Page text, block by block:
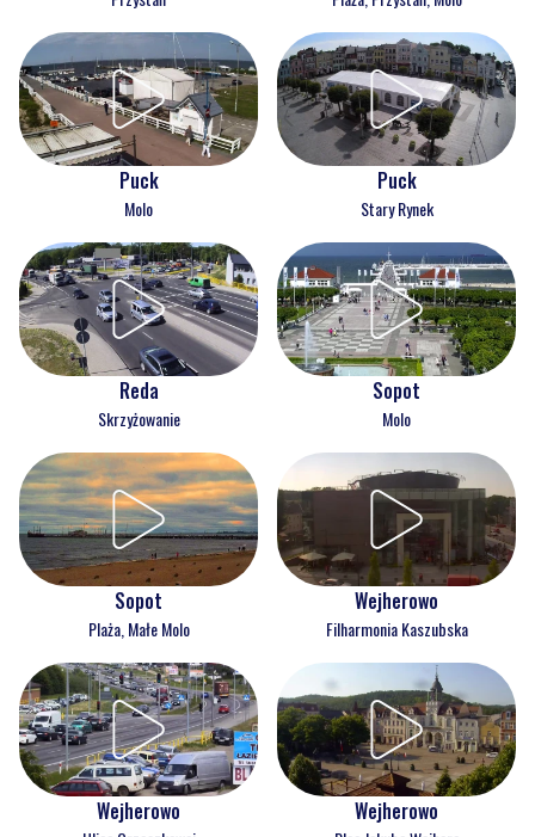
Puck
Molo
Puck
Stary Rynek
Reda
Skrzyżowanie
Sopot
Molo
Sopot
Plaża, Małe Molo
Wejherowo
Filharmonia Kaszubska
Wejherowo Wejherowo